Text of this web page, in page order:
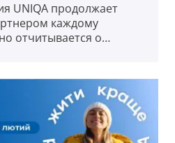
UNIQA продолжает
каждому
отчитывается о